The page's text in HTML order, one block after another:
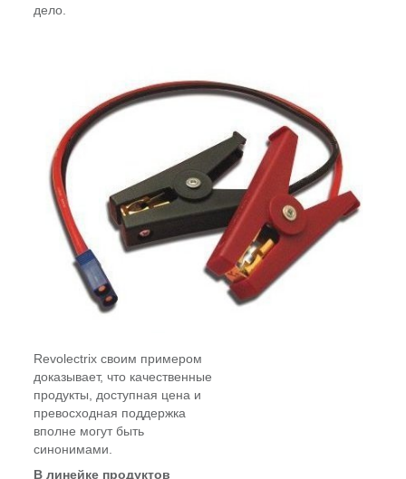
дело.
Revolectrix своим примером
доказывает, что качественные
продукты, доступная цена и
превосходная поддержка
вполне могут быть
синонимами.
В линейке продуктов